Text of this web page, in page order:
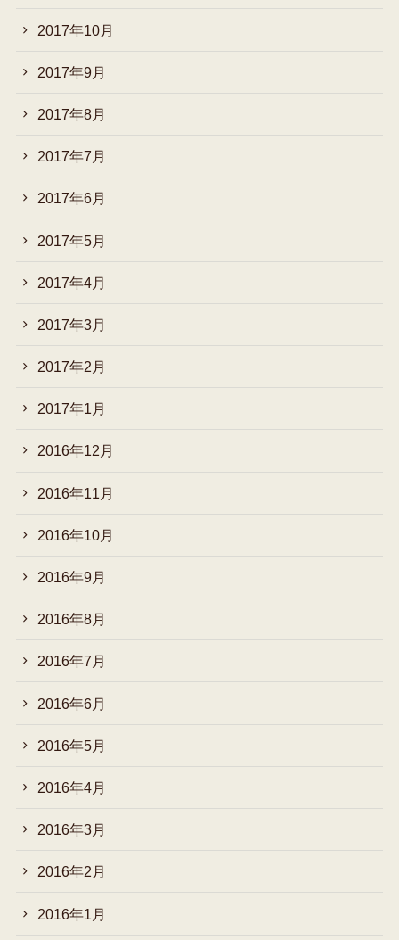
2017年10月
2017年9月
2017年8月
2017年7月
2017年6月
2017年5月
2017年4月
2017年3月
2017年2月
2017年1月
2016年12月
2016年11月
2016年10月
2016年9月
2016年8月
2016年7月
2016年6月
2016年5月
2016年4月
2016年3月
2016年2月
2016年1月